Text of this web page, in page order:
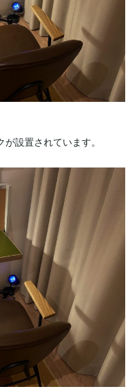
設置されています。